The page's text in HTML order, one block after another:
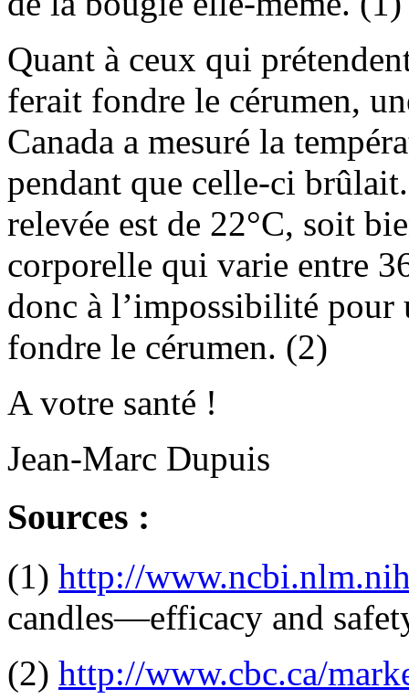
Quant à ceux qui
ferait fondre le cérumen,
Canada a mesuré la
pendant que celle-ci
relevée est de 22°C, soit
corporelle qui varie entre
donc à l’impossibilité pour
fondre le cérumen. (2)
A votre santé !
Jean-Marc Dupuis
Sources :
(1) http://
candles—efficacy and
(2) http://www.cbc.ca/